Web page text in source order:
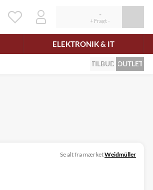
ELEKTRONIK & IT
TILBUD OUTLET
Se alt fra mærketWeidmüller